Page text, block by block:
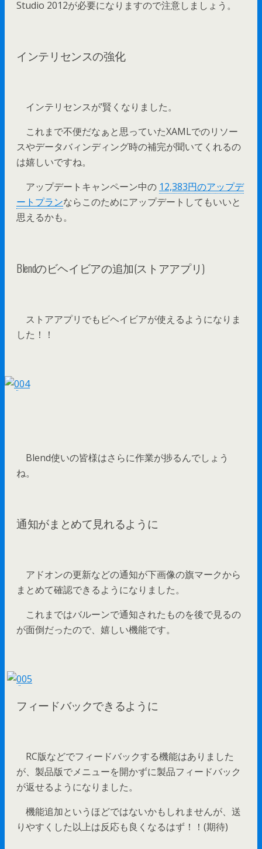
Studio 2012が必要になりますので注意しましょう。
インテリセンスの強化
インテリセンスが’賢くなりました。
これまで不便だなぁと思っていたXAMLでのリソー
スやデータバィンディング時の補完が聞いてくれるの
は嬉しいですね。
アップデートキャンペーン中の 12,383円のアップデ
ートプランならこのためにアップデートしてもいいと
思えるかも。
Blendのビヘイビアの追加(ストアアプリ)
ストアアプリでもビヘイビアが使えるようになりま
した！！
Blend使いの皆様はさらに作業が捗るんでしょう
ね。
通知がまとめて見れるように
アドオンの更新などの通知が下画像の旗マークから
まとめて確認できるようになりました。
これまではバルーンで通知されたものを後で見るの
が面倒だったので、嬉しい機能です。
フィードバックできるように
RC版などでフィードバックする機能はありました
が、製品版でメニューを開かずに製品フィードバック
が返せるようになりました。
機能追加というほどではないかもしれませんが、送
りやすくした以上は反応も良くなるはず！！(期待)